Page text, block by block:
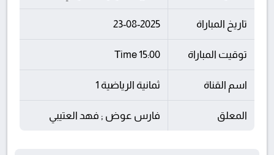
تاريخ المباراة 23-08-2025
توقيت المباراة 15:00 Time
اسم القناة ثمانية الرياضية 1
المعلق فارس عوض ; فهد العتيبي